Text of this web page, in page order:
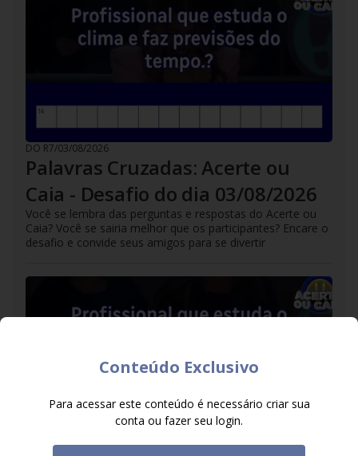
DO R7/03/08/2026
Palavras Cruzadas: Acerte ou
Caia - Desafio do dia 03/08/2026
Você se lembra das perguntas e respostas do Acerte ou
Caia? Você se sairia melhor que os participantes? Encare o
desafio e convide seus amigos para se divertir
DO R7/02/08/2026
Conteúdo Exclusivo
Para acessar este conteúdo é necessário criar sua
conta ou fazer seu login.